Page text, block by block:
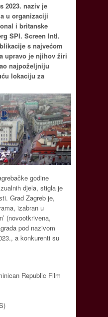
2023. naziv je
u organizaciji
i britanske
SPI. Screen Intl.
s najvećom
upravo je njihov žiri
najpoželjniju
lokaciju za
godine
djela, stigla je
Grad Zagreb je,
izabran u
(novootkrivena,
pod nazivom
a konkurenti su
Republic Film